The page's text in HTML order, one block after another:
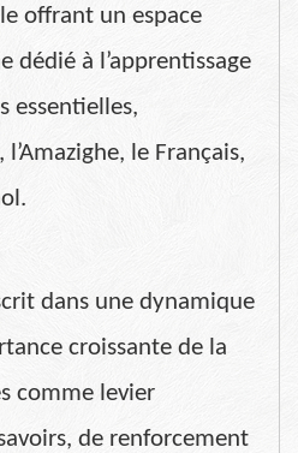
offrant un espace
dédié à l’apprentissage
essentielles,
le Français,
dans une dynamique
croissante de la
comme levier
de renforcement